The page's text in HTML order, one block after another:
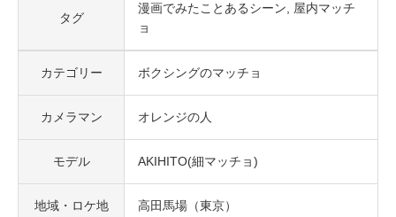
タグ
漫画でみたことあるシーン
屋内マッチ
ョ
カテゴリー ボクシングのマッチョ
カメラマン オレンジの人
モデル AKIHITO(細マッチョ)
地域・ロケ地 高田馬場（東京）